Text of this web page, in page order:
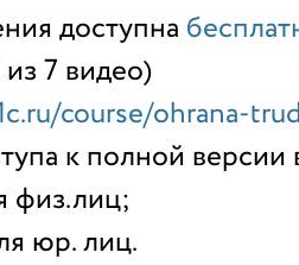
доступна
7 видео)
course/ohrana-
к полной
физ.лиц;
юр. лиц.